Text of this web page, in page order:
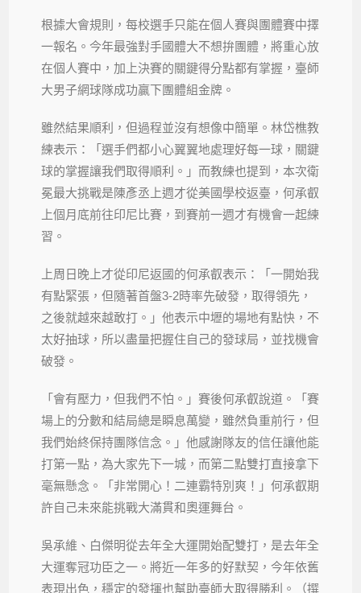
根據大會規則，每校選手只能在個人賽與團體賽中擇
一報名。今年最強對手國體大不想拚團體，將重心放
在個人賽中，加上決賽的關鍵得分點都有掌握，臺師
大男子網球隊成功贏下團體組金牌。
雖然結果順利，但過程並沒有想像中簡單。林岱樵教
練表示：「選手們都小心翼翼地處理好每一球，關鍵
球的掌握讓我們取得順利。」而教練也提到，本次衛
冕最大挑戰是陳彥丞上週才從美國學校返臺，何承叡
上個月底前往印尼比賽，到賽前一週才有機會一起練
習。
上周日晚上才從印尼返國的何承叡表示：「一開始我
有點緊張，但隨著首盤3-2時率先破發，取得領先，
之後就越來越敢打。」他表示中壢的場地有點快，不
太好抽球，所以盡量把握住自己的發球局，並找機會
破發。
「會有壓力，但我們不怕。」賽後何承叡說道。「賽
場上的分數和結局總是瞬息萬變，雖然負重前行，但
我們始終保持團隊信念。」他感謝隊友的信任讓他能
打第一點，為大家先下一城，而第二點雙打直接拿下
毫無懸念。「非常開心！二連霸特別爽！」何承叡期
許自己未來能挑戰大滿貫和奧運舞台。
吳承維、白傑明從去年全大運開始配雙打，是去年全
大運奪冠功臣之一。將近一年多的好默契，今年依舊
表現出色，穩定的發揮也幫助臺師大取得勝利。（撰